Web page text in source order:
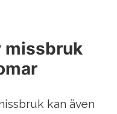
missbruk
kan även